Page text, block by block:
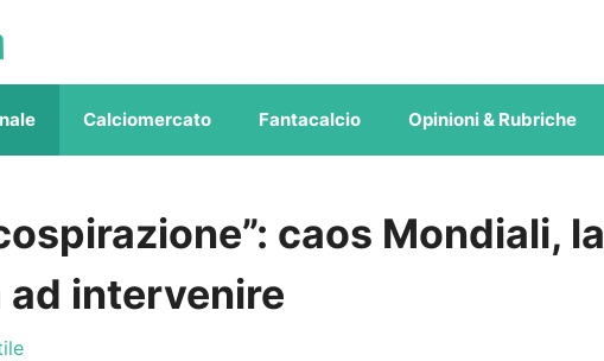
Calciomercato Fantacalcio Opinioni & Rubriche
caos Mondiali, la
ad intervenire